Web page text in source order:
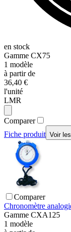
en stock
Gamme CX75
1 modèle
à partir de
36,40 €
l'unité
LMR
Comparer
Fiche produit Voir
Comparer
Chronomètre
Gamme CXA125
1 modèle